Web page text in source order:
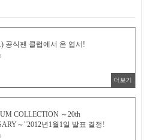
공식팬 클럽에서 온 엽서!
더보기
COLLECTION ～20th
～"2012년1월1일 발표 결정!